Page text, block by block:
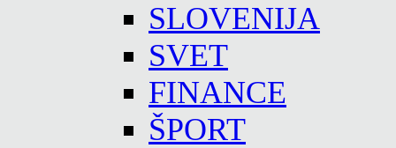
SLOVENIJA
SVET
FINANCE
ŠPORT